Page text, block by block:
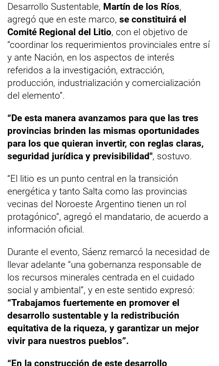
Desarrollo Sustentable, Martín de los Ríos,
agregó que en este marco, se constituirá el
Comité Regional del Litio, con el objetivo de
“coordinar los requerimientos provinciales entre sí
y ante Nación, en los aspectos de interés
referidos a la investigación, extracción,
producción, industrialización y comercialización
del elemento”.
“De esta manera avanzamos para que las tres
provincias brinden las mismas oportunidades
para los que quieran invertir, con reglas claras,
seguridad jurídica y previsibilidad'', sostuvo.
“El litio es un punto central en la transición
energética y tanto Salta como las provincias
vecinas del Noroeste Argentino tienen un rol
protagónico”, agregó el mandatario, de acuerdo a
información oficial.
Durante el evento, Sáenz remarcó la necesidad de
llevar adelante “una gobernanza responsable de
los recursos minerales centrada en el cuidado
social y ambiental”, y en este sentido expresó:
“Trabajamos fuertemente en promover el
desarrollo sustentable y la redistribución
equitativa de la riqueza, y garantizar un mejor
vivir para nuestros pueblos”.
“En la construcción de este desarrollo